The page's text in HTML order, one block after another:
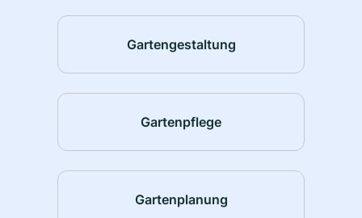
Gartengestaltung
Gartenpflege
Gartenplanung